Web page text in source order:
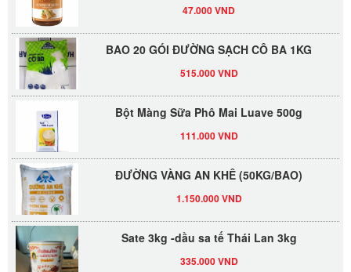
BAO 20 GÓI ĐƯỜNG SẠCH CÔ BA 1KG
Bột Màng Sữa Phô Mai Luave 500g
ĐƯỜNG VÀNG AN KHÊ (50KG/BAO)
Sate 3kg -dầu sa tế Thái Lan 3kg